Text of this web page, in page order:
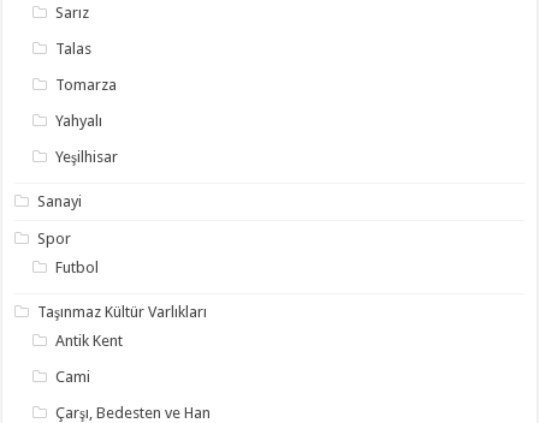
Sarız
Talas
Tomarza
Yahyalı
Yeşilhisar
Sanayi
Spor
Futbol
Taşınmaz Kültür Varlıkları
Antik Kent
Cami
Çarşı, Bedesten ve Han